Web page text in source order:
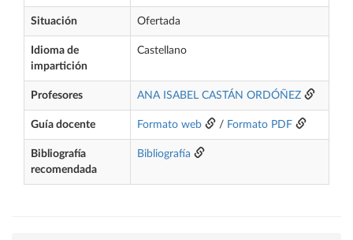
Situación Ofertada
Idioma de
impartición
Castellano
Profesores ANA ISABEL CASTÁN ORDÓÑEZ
Guía docente Formato web / Formato PDF
Bibliografía
recomendada
Bibliografía